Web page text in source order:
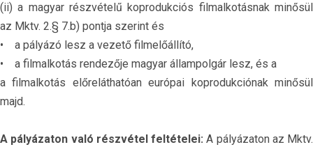
(ii) a magyar részvételű koprodukciós filmalkotásnak minősül
az Mktv. 2.§ 7.b) pontja szerint és
• a pályázó lesz a vezető filmelőállító,
• a filmalkotás rendezője magyar állampolgár lesz, és a
a filmalkotás előreláthatóan európai koprodukciónak minősül
majd.
A pályázaton való részvétel feltételei: A pályázaton az Mktv.